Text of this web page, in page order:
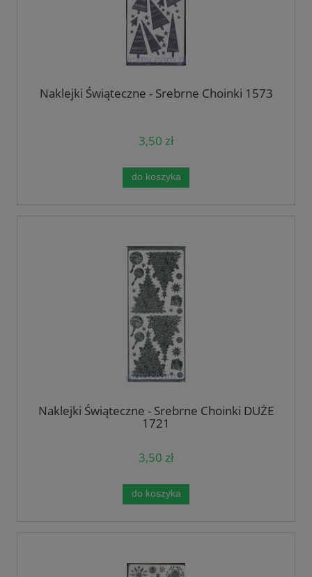
Naklejki Świąteczne - Srebrne Choinki 1573
3,50 zł
do koszyka
Naklejki Świąteczne - Srebrne Choinki DUŻE
1721
3,50 zł
do koszyka